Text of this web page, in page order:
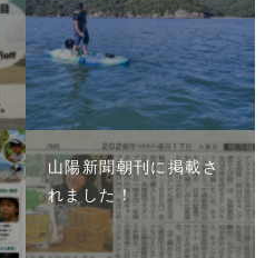
山陽新聞朝刊に掲載さ
れました！